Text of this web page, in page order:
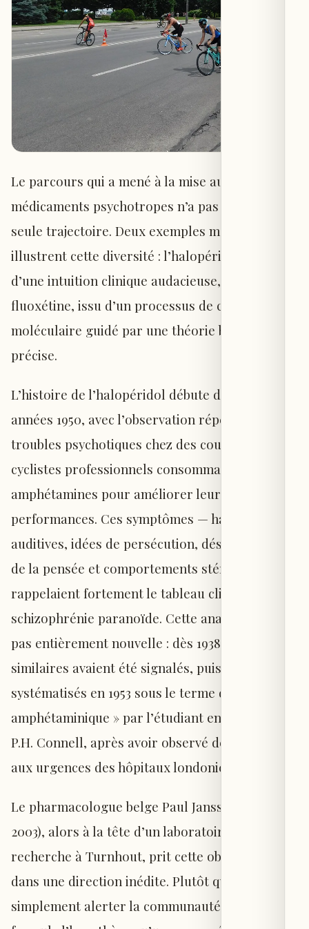
Le parcours qui a mené à la mise au point de
médicaments psychotropes n’a pas suivi une
seule trajectoire. Deux exemples marquants
illustrent cette diversité : l’halopéridol, fruit
d’une intuition clinique audacieuse, et le
fluoxétine, issu d’un processus de conception
moléculaire guidé par une théorie biochimique
précise.
L’histoire de l’halopéridol débute dans les
années 1950, avec l’observation répétée de
troubles psychotiques chez des coureurs
cyclistes professionnels consommant des
amphétamines pour améliorer leurs
performances. Ces symptômes — hallucinations
auditives, idées de persécution, désorganisation
de la pensée et comportements stéréotypés —
rappelaient fortement le tableau clinique de la
schizophrénie paranoïde. Cette analogie n’était
pas entièrement nouvelle : dès 1938, des cas
similaires avaient été signalés, puis
systématisés en 1953 sous le terme d’« psychose
amphétaminique » par l’étudiant en médecine
P.H. Connell, après avoir observé des patients
aux urgences des hôpitaux londoniens.
Le pharmacologue belge Paul Janssen (1926–
2003), alors à la tête d’un laboratoire de
recherche à Turnhout, prit cette observation
dans une direction inédite. Plutôt que de
simplement alerter la communauté médicale, il